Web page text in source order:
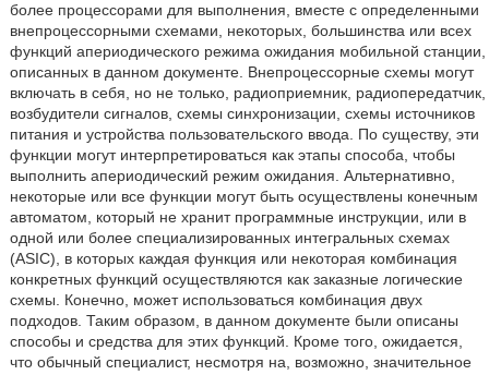
более процессорами для выполнения, вместе с определенными
внепроцессорными схемами, некоторых, большинства или всех
функций апериодического режима ожидания мобильной станции,
описанных в данном документе. Внепроцессорные схемы могут
включать в себя, но не только, радиоприемник, радиопередатчик,
возбудители сигналов, схемы синхронизации, схемы источников
питания и устройства пользовательского ввода. По существу, эти
функции могут интерпретироваться как этапы способа, чтобы
выполнить апериодический режим ожидания. Альтернативно,
некоторые или все функции могут быть осуществлены конечным
автоматом, который не хранит программные инструкции, или в
одной или более специализированных интегральных схемах
(ASIC), в которых каждая функция или некоторая комбинация
конкретных функций осуществляются как заказные логические
схемы. Конечно, может использоваться комбинация двух
подходов. Таким образом, в данном документе были описаны
способы и средства для этих функций. Кроме того, ожидается,
что обычный специалист, несмотря на, возможно, значительное